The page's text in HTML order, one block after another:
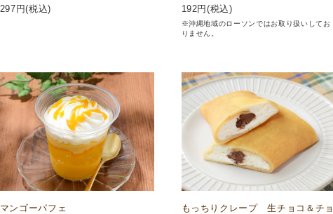
297 円(税込)
192円(税込)
※沖縄地域のローソンではお取り扱いしてお
りません。
マンゴーパフェ
もっちりクレープ 生チョコ＆チョ